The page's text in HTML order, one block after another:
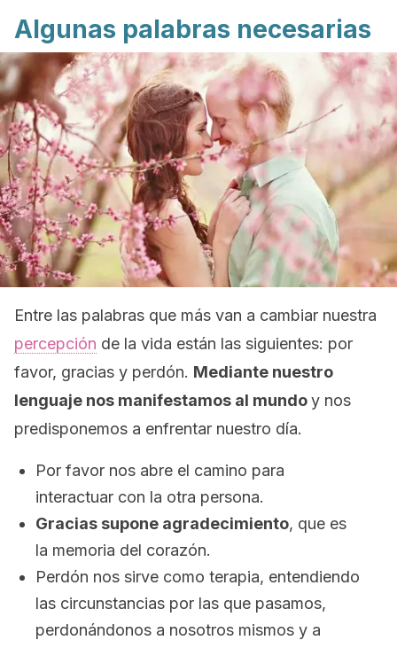
Algunas palabras necesarias
Entre las palabras que más van a cambiar nuestra
percepción de la vida están las siguientes: por
favor, gracias y perdón. Mediante nuestro
lenguaje nos manifestamos al mundoy nos
predisponemos a enfrentar nuestro día.
Por favor nos abre el camino para
interactuar con la otra persona.
Gracias supone agradecimiento, que es
la memoria del corazón.
Perdón nos sirve como terapia, entendiendo
las circunstancias por las que pasamos,
perdonándonos a nosotros mismos y a